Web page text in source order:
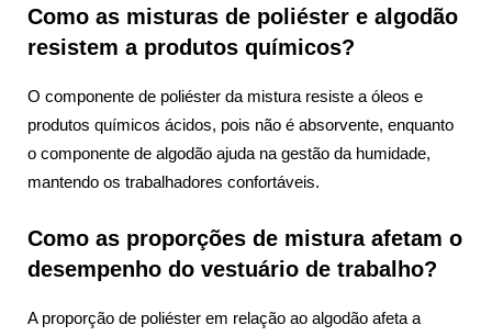
Como as misturas de poliéster e algodão
resistem a produtos químicos?
O componente de poliéster da mistura resiste a óleos e
produtos químicos ácidos, pois não é absorvente, enquanto
o componente de algodão ajuda na gestão da humidade,
mantendo os trabalhadores confortáveis.
Como as proporções de mistura afetam o
desempenho do vestuário de trabalho?
A proporção de poliéster em relação ao algodão afeta a